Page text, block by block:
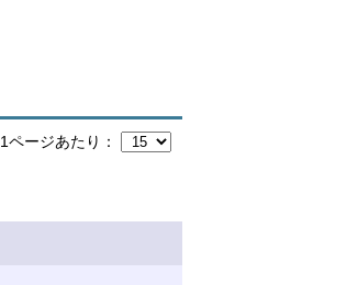
1ページあたり